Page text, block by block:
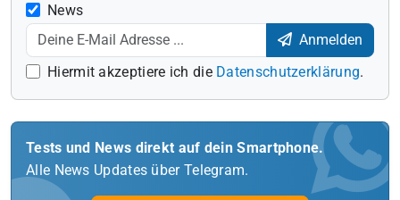
News
Anmelden
Hiermit akzeptiere ich die Datenschutzerklärung.
Tests und News direkt auf dein Smartphone.
Alle News Updates über Telegram.